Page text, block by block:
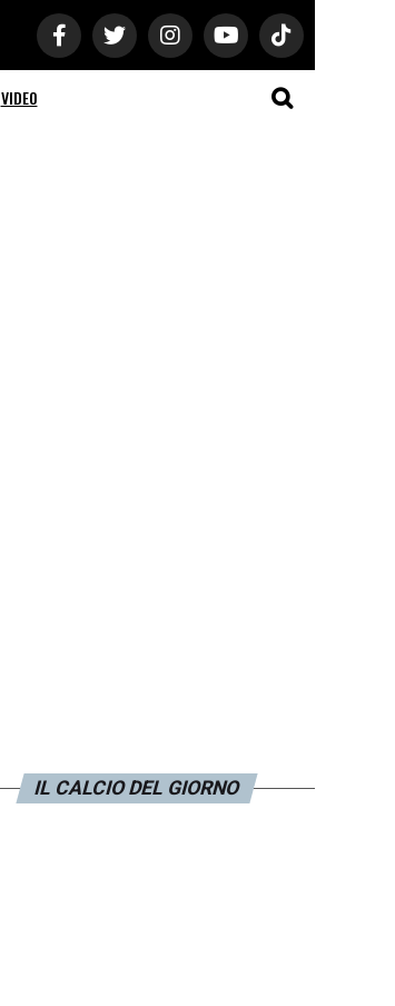
VIDEO
IL CALCIO DEL GIORNO